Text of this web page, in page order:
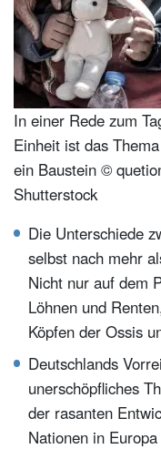
In einer Rede zum
Einheit ist das
ein Baustein ©
Shutterstock
Die Unterschiede
selbst nach mehr
Nicht nur auf dem
Löhnen und
Köpfen der Ossis
Deutschlands
unerschöpfliches
der rasanten
Nationen in